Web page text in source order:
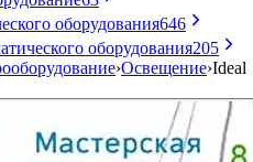
оборудования646
оборудования205
›Освещение›Ideal